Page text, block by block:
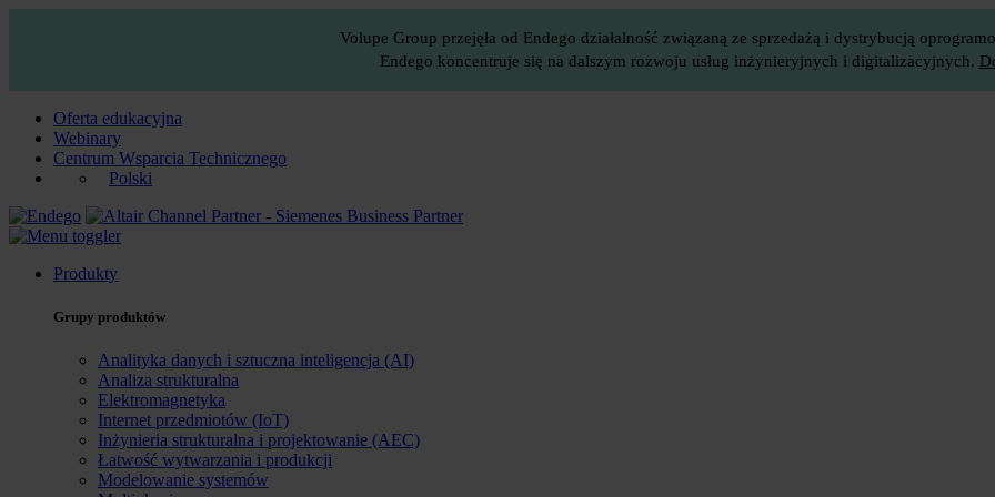
Volupe Group przejęła od Endego działalność związaną ze sprzedażą i dystrybucją
Endego koncentruje się na dalszym rozwoju usług inżynieryjnych i digitalizacyjnych.
Oferta edukacyjna
Webinary
Centrum Wsparcia Technicznego
Polski
Produkty
Grupy produktów
Analityka danych i sztuczna inteligencja (AI)
Analiza strukturalna
Elektromagnetyka
Internet przedmiotów (IoT)
Inżynieria strukturalna i projektowanie (AEC)
Łatwość wytwarzania i produkcji
Modelowanie systemów